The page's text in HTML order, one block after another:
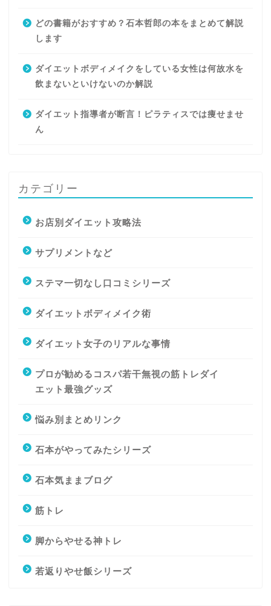
どの書籍がおすすめ？石本哲郎の本をまとめて解説
します
ダイエットボディメイクをしている女性は何故水を
飲まないといけないのか解説
ダイエット指導者が断言！ピラティスでは痩せませ
ん
カテゴリー
お店別ダイエット攻略法
サプリメントなど
ステマ一切なし口コミシリーズ
ダイエットボディメイク術
ダイエット女子のリアルな事情
プロが勧めるコスパ若干無視の筋トレダイ
エット最強グッズ
悩み別まとめリンク
石本がやってみたシリーズ
石本気ままブログ
筋トレ
脚からやせる神トレ
若返りやせ飯シリーズ